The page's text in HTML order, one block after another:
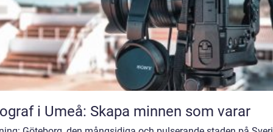
i Umeå: Skapa minnen som varar